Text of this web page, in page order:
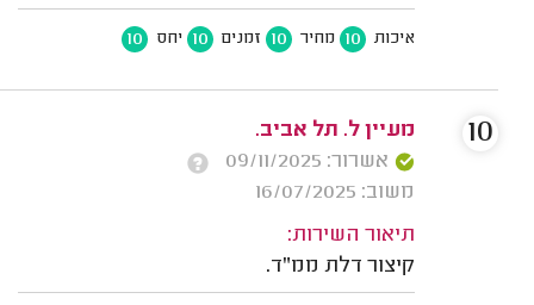
איכות 10 מחיר 10 זמנים 10 יחס 10
מעיין ל. תל אביב.
אשרור: 09/11/2025
משוב: 16/07/2025
תיאור השירות:
קיצור דלת ממ"ד.
10